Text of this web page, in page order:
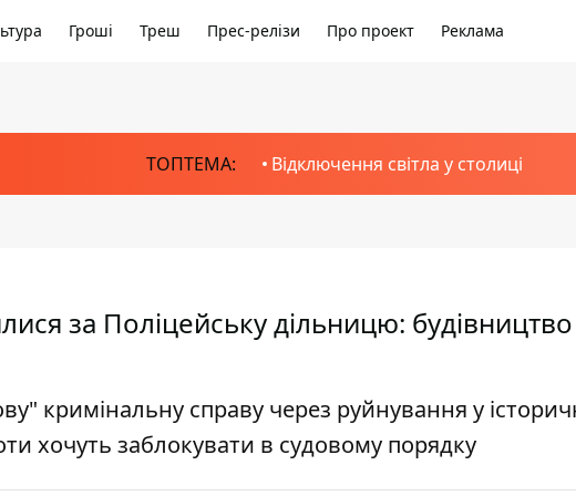
Гроші Треш Прес-релізи Про проект Реклама
ТОПТЕМА: Відключення світла у столиці
за Поліцейську дільницю: будівництво
кримінальну справу через руйнування у
хочуть заблокувати в судовому порядку